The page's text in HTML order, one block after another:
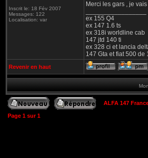
Inscrit le: 18 Fév 2007
Messages: 122
Localisation: var
Merci les gars , je
ex 155 Q4
ex 147 1.6 ts
ex 318i worldline cab
147 jtd 140 ti
ex 328 ci et lancia
147 Gta et fiat 500 de
Revenir en haut
ALFA 147
Page 1 sur1